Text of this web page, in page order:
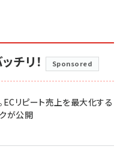
チリ！ Sponsored
ECリピート売上を最大化する
が公開